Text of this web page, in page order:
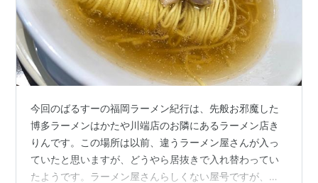
今回のばるすーの福岡ラーメン紀行は、先般お邪魔した
博多ラーメンはかたや川端店のお隣にあるラーメン店き
りんです。この場所は以前、違うラーメン屋さんが入っ
ていたと思いますが、どうやら居抜きで入れ替わってい
たようです。ラーメン屋さんらしくない屋号ですが、ネ